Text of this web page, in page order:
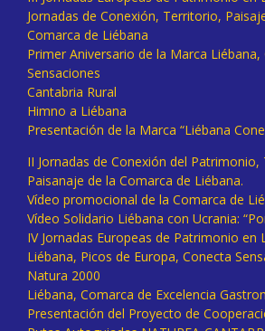
Jornadas de Conexión, Territorio,
Comarca de Liébana
Primer Aniversario de la Marca Liébana,
Sensaciones
Cantabria Rural
Himno a Liébana
Presentación de la Marca “Liébana
II Jornadas de Conexión del
Paisanaje de la Comarca de Liébana.
Vídeo promocional de la Comarca de
Vídeo Solidario Liébana con Ucrania:
IV Jornadas Europeas de Patrimonio en
Liébana, Picos de Europa, Conecta
Natura 2000
Liébana, Comarca de Excelencia
Presentación del Proyecto de